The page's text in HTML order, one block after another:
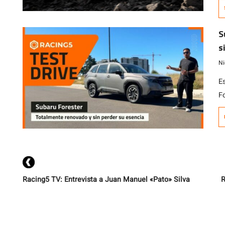
Racing5 TV: Entrevista a Juan Manuel «Pato» Silva